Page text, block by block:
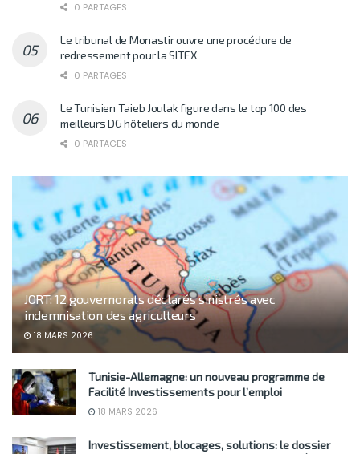
0 PARTAGES
Le tribunal de Monastir ouvre une procédure de
redressement pour la SITEX
0 PARTAGES
Le Tunisien Taieb Joulak figure dans le top 100 des
meilleurs DG hôteliers du monde
0 PARTAGES
JORT: 12 gouvernorats déclarés sinistrés avec
indemnisation des agriculteurs
18 MARS 2026
Tunisie-Allemagne: un nouveau programme de
Facilité Investissements pour l’emploi
18 MARS 2026
Investissement, blocages, solutions: le dossier